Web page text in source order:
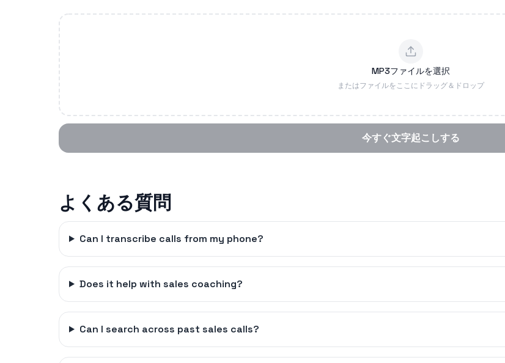
MP3ファイルを選択
またはファイルをここにドラッグ＆ドロップ
今すぐ文字起こしする
よくある質問
Can I transcribe calls from my phone?
Does it help with sales coaching?
Can I search across past sales calls?